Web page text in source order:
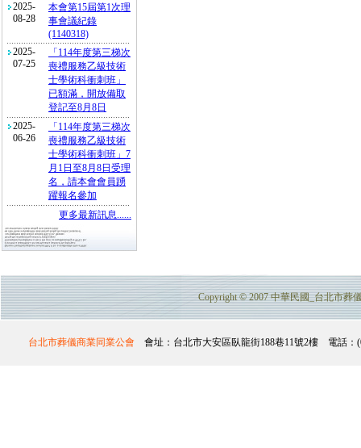
2025-
08-28
本會第15屆第1次理
事會議紀錄
(1140318)
2025-
07-25
「114年度第三梯次
喪禮服務乙級技術
士學術科衝刺班」
已額滿，開放備取
登記至8月8日
2025-
06-26
「114年度第三梯次
喪禮服務乙級技術
士學術科衝刺班」7
月1日至8月8日受理
名，請本會會員踴
躍報名參加
更多最新訊息......
Copyright © 2007 中華民國_台北市
台北市葬儀商業同業公會 會址：台北市大安區臥龍街188巷11號2樓 電話：